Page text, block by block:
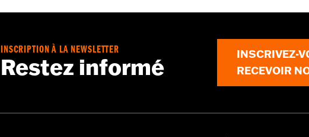
INSCRIPTION À LA NEWSLETTER
Restez informé
INSCRIVEZ-
RECEVOIR